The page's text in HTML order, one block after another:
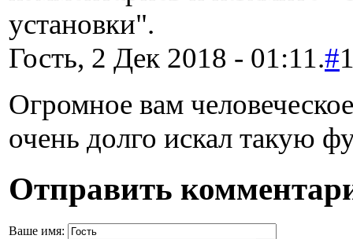
установки".
Гость, 2 Дек 2018 - 01:11.#
Огромное вам
очень долго искал такую
Отправить
Ваше имя: